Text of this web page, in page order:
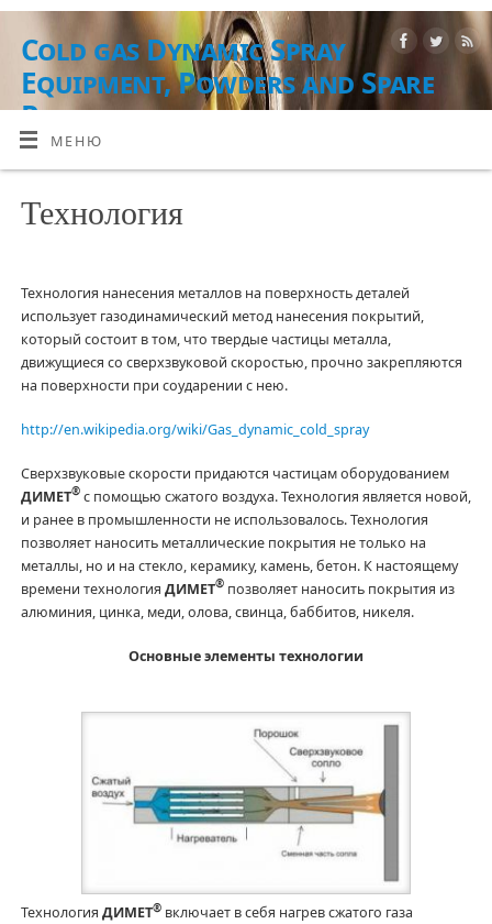
Cold gas Dynamic Spray
Equipment, Powders and Spare
Parts
ОБОРУДОВАНИЕ, РАСХОДНЫЕ МАТЕРИАЛЫ И УСЛУГИ
МЕНЮ
Технология
Технология нанесения металлов на поверхность деталей
использует газодинамический метод нанесения покрытий,
который состоит в том, что твердые частицы металла,
движущиеся со сверхзвуковой скоростью, прочно закрепляются
на поверхности при соударении с нею.
http://en.wikipedia.org/wiki/Gas_dynamic_cold_spray
Сверхзвуковые скорости придаются частицам оборудованием
ДИМЕТ®с помощью сжатого воздуха. Технология является новой,
и ранее в промышленности не использовалось. Технология
позволяет наносить металлические покрытия не только на
металлы, но и на стекло, керамику, камень, бетон. К настоящему
времени технология ДИМЕТ®позволяет наносить покрытия из
алюминия, цинка, меди, олова, свинца, баббитов, никеля.
Основные элементы технологии
Технология ДИМЕТ®включает в себя нагрев сжатого газа